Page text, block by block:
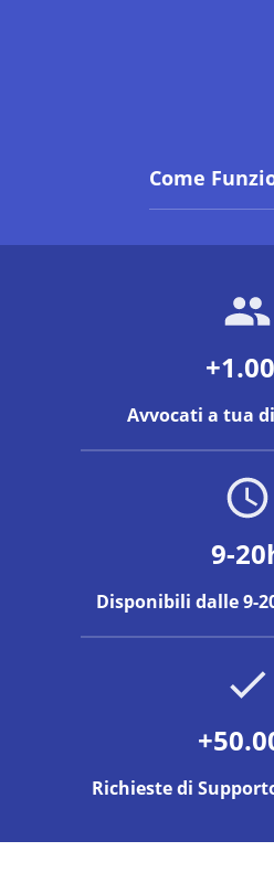
Come
Avvocati a tua
9-
Disponibili dalle 9-
Richieste di